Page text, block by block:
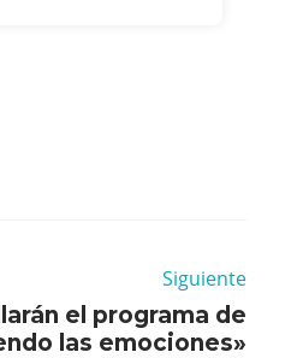
Siguiente
el programa de
las emociones»